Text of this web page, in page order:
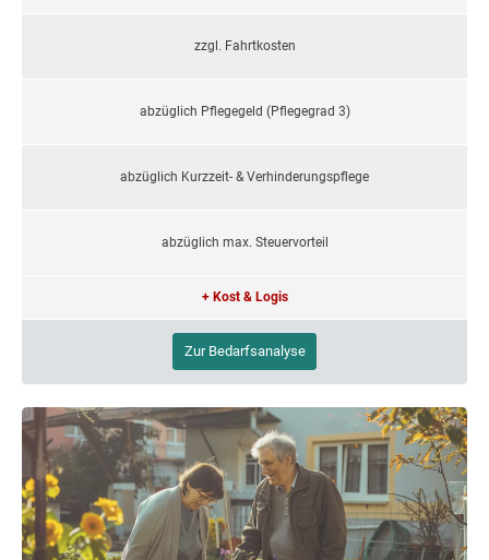
zzgl. Fahrtkosten
abzüglich Pflegegeld (Pflegegrad 3)
abzüglich Kurzzeit- & Verhinderungspflege
abzüglich max. Steuervorteil
+ Kost & Logis
Zur Bedarfsanalyse